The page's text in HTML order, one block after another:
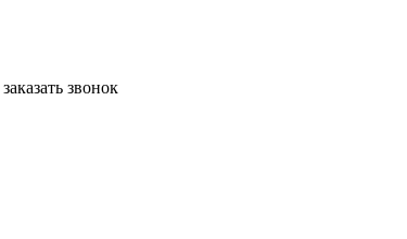
заказать звонок